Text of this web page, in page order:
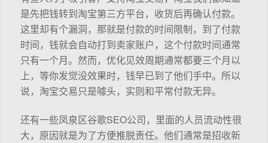
是先把钱转到淘宝第三方平台，收货后再确认付款。
这里却有个漏洞，那就是付款的时间限制，到了付款
时间，钱就会自动打到卖家账户，这个付款时间通常
只有一个月。然而，优化见效周期通常都要三个月以
上，等你发觉没效果时，钱早已到了他们手中。所以
说，淘宝交易只是噱头，实则和平常付款无异。
还有一些凤泉区谷歌SEO公司，里面的人员流动性很
大，原因就是为了方便推脱责任。他们通常是招收新